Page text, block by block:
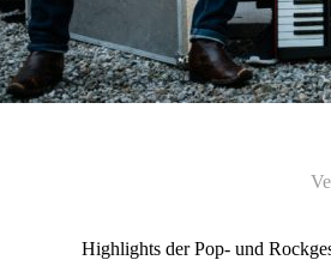
Highlights der Pop- und